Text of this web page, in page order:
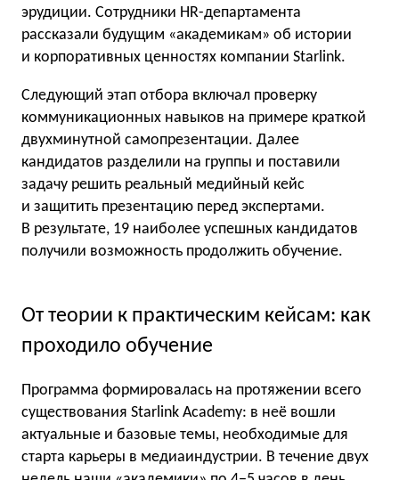
эрудиции. Сотрудники HR-департамента
рассказали будущим «академикам» об истории
и корпоративных ценностях компании Starlink.
Следующий этап отбора включал проверку
коммуникационных навыков на примере краткой
двухминутной самопрезентации. Далее
кандидатов разделили на группы и поставили
задачу решить реальный медийный кейс
и защитить презентацию перед экспертами.
В результате, 19 наиболее успешных кандидатов
получили возможность продолжить обучение.
От теории к практическим кейсам: как
проходило обучение
Программа формировалась на протяжении всего
существования Starlink Academy: в неё вошли
актуальные и базовые темы, необходимые для
старта карьеры в медиаиндустрии. В течение двух